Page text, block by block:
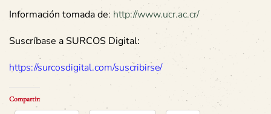
Información tomada de: http://www.ucr.ac.cr/
Suscríbase a SURCOS Digital:
https://surcosdigital.com/suscribirse/
Compartir: